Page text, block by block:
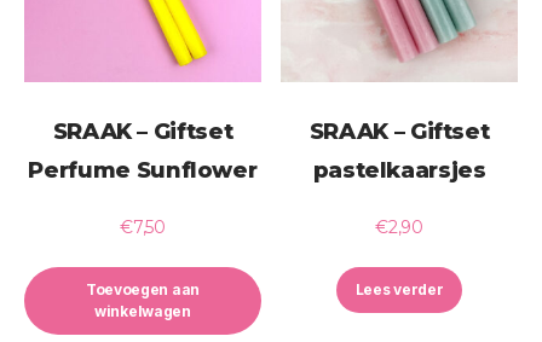
SRAAK – Giftset
Perfume Sunflower
€7,50
Toevoegen aan
winkelwagen
SRAAK – Giftset
pastelkaarsjes
€2,90
Lees verder